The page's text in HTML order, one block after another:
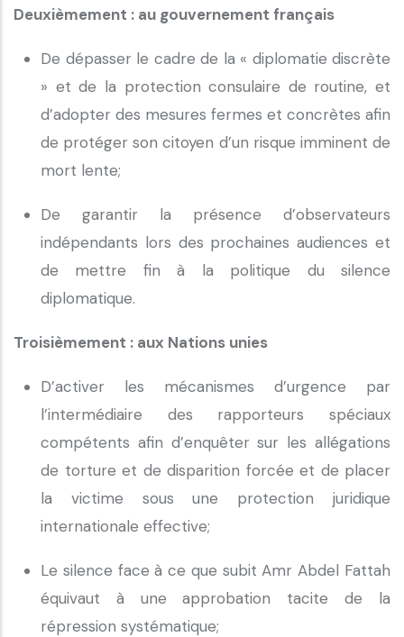
Deuxièmement : au gouvernement français
De dépasser le cadre de la « diplomatie discrète
» et de la protection consulaire de routine, et
d’adopter des mesures fermes et concrètes afin
de protéger son citoyen d’un risque imminent de
mort lente;
De garantir la présence d’observateurs
indépendants lors des prochaines audiences et
de mettre fin à la politique du silence
diplomatique.
Troisièmement : aux Nations unies
D’activer les mécanismes d’urgence par
l’intermédiaire des rapporteurs spéciaux
compétents afin d’enquêter sur les allégations
de torture et de disparition forcée et de placer
la victime sous une protection juridique
internationale effective;
Le silence face à ce que subit Amr Abdel Fattah
équivaut à une approbation tacite de la
répression systématique;